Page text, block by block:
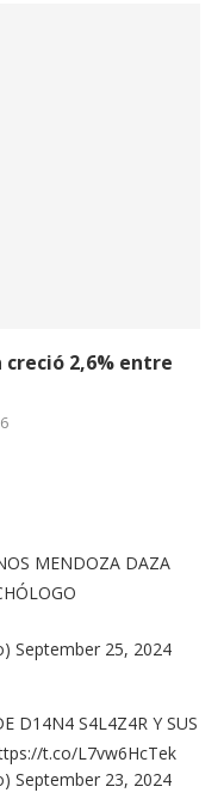
2,6% entre
MENDOZA DAZA
September 25, 2024
D14N4 S4L4Z4R Y SUS
t.co/L7vw6HcTek
September 23, 2024